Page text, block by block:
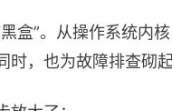
盒”。从操作系统内
，也为故障排查砌起